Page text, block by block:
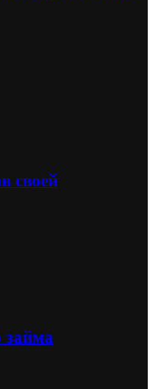
своей
займа